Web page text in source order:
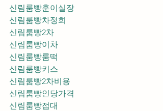
신림룸빵훈이실장
신림룸빵차정희
신림룸빵2차
신림룸빵이차
신림룸빵룸떡
신림룸빵키스
신림룸빵2차비용
신림룸빵인당가격
신림룸빵접대